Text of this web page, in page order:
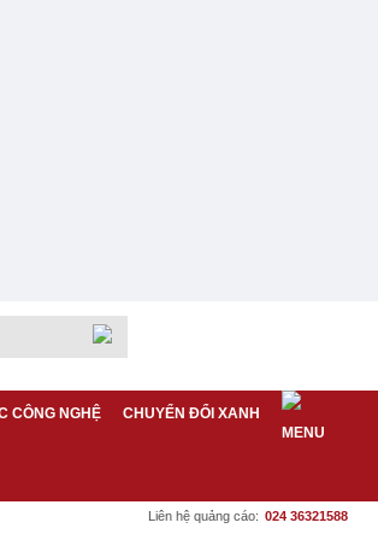
CÔNG NGHỆ CHUYỂN ĐỔI XANH
Liên hệ quảng cáo: 024 36321588